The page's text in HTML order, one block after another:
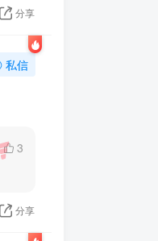
分享
私信
3
分享